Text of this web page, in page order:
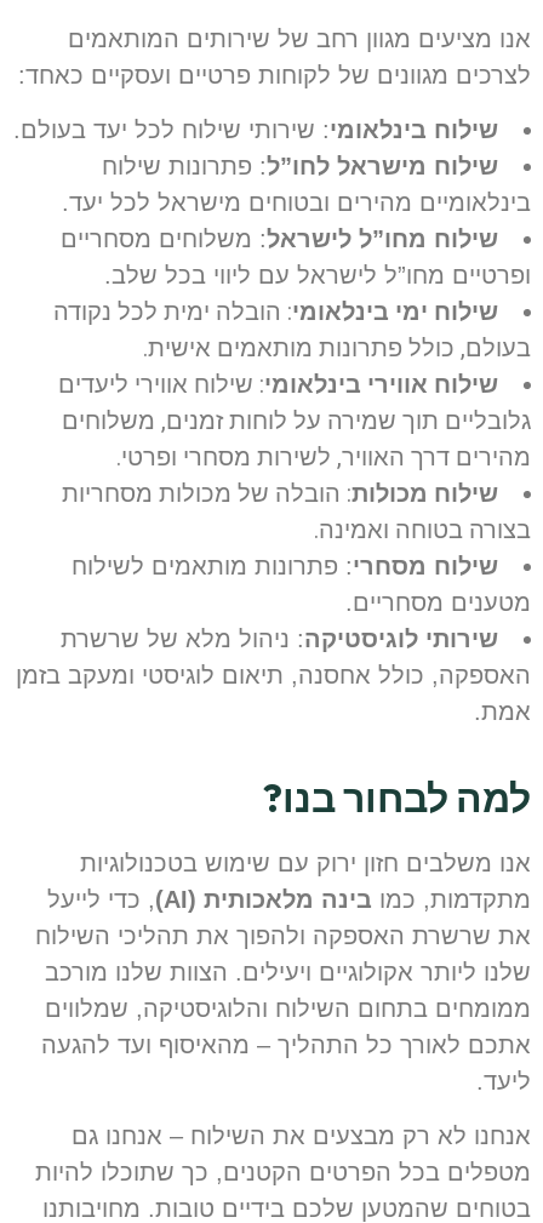
מציעים מגוון רחב של שירותים המותאמים
מגוונים של לקוחות פרטיים ועסקיים כאחד:
שילוח בינלאומי: שירותי שילוח לכל יעד בעולם.
שילוח מישראל לחו”ל: פתרונות שילוח
מהירים ובטוחים מישראל לכל יעד.
שילוח מחו”ל לישראל: משלוחים מסחריים
מחו”ל לישראל עם ליווי בכל שלב.
שילוח ימי בינלאומי: הובלה ימית לכל נקודה
כולל פתרונות מותאמים אישית.
שילוח אווירי בינלאומי: שילוח אווירי ליעדים
תוך שמירה על לוחות זמנים, משלוחים
דרך האוויר, לשירות מסחרי ופרטי.
שילוח מכולות: הובלה של מכולות מסחריות
בטוחה ואמינה.
שילוח מסחרי: פתרונות מותאמים לשילוח
מסחריים.
שירותי לוגיסטיקה: ניהול מלא של שרשרת
כולל אחסנה, תיאום לוגיסטי ומעקב בזמן
לבחור בנו?
משלבים חזון ירוק עם שימוש בטכנולוגיות
כמובינה מלאכותית (AI)
, כדי לייעל
שרשרת האספקה ולהפוך את תהליכי השילוח
ליותר אקולוגיים ויעילים. הצוות שלנו מורכב
בתחום השילוח והלוגיסטיקה, שמלווים
לאורך כל התהליך – מהאיסוף ועד להגעה
לא רק מבצעים את השילוח – אנחנו גם
בכל הפרטים הקטנים, כך שתוכלו להיות
שהמטען שלכם בידיים טובות. מחויבותנו